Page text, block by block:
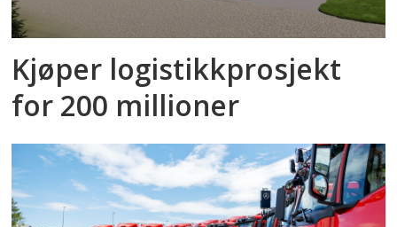
Kjøper logistikkprosjekt
for 200 millioner